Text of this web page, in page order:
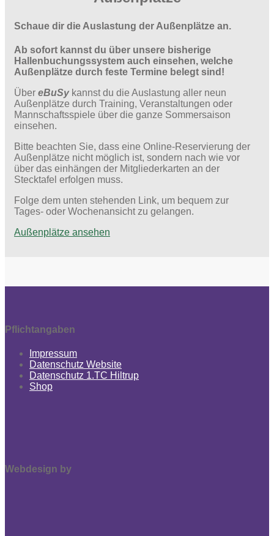
Schaue dir die Auslastung der Außenplätze an.
Ab sofort kannst du über unsere bisherige
Hallenbuchungssystem auch einsehen, welche
Außenplätze durch feste Termine belegt sind!
Über eBuSykannst du die Auslastung aller neun
Außenplätze durch Training, Veranstaltungen oder
Mannschaftsspiele über die ganze Sommersaison
einsehen.
Bitte beachten Sie, dass eine Online-Reservierung der
Außenplätze nicht möglich ist, sondern nach wie vor
über das einhängen der Mitgliederkarten an der
Stecktafel erfolgen muss.
Folge dem unten stehenden Link, um bequem zur
Tages- oder Wochenansicht zu gelangen.
Außenplätze ansehen
Pflichtangaben
Impressum
Datenschutz Website
Datenschutz 1.TC Hiltrup
Shop
Webdesign by